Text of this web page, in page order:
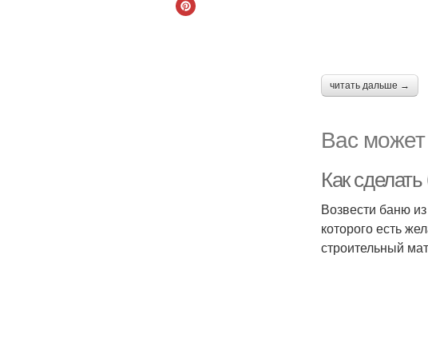
читать дальше →
Вас
Как
Возвести баню
которого есть
строительный